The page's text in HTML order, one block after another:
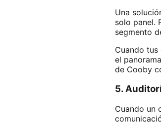
Una
solo panel.
segmento
Cuando
el
de Cooby
5.
Cuando un